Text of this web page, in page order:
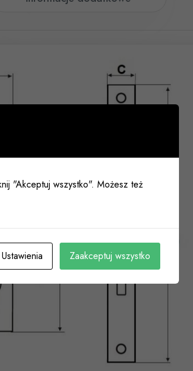
"Akceptuj wszystko". Możesz też
Ustawienia Zaakceptuj wszystko